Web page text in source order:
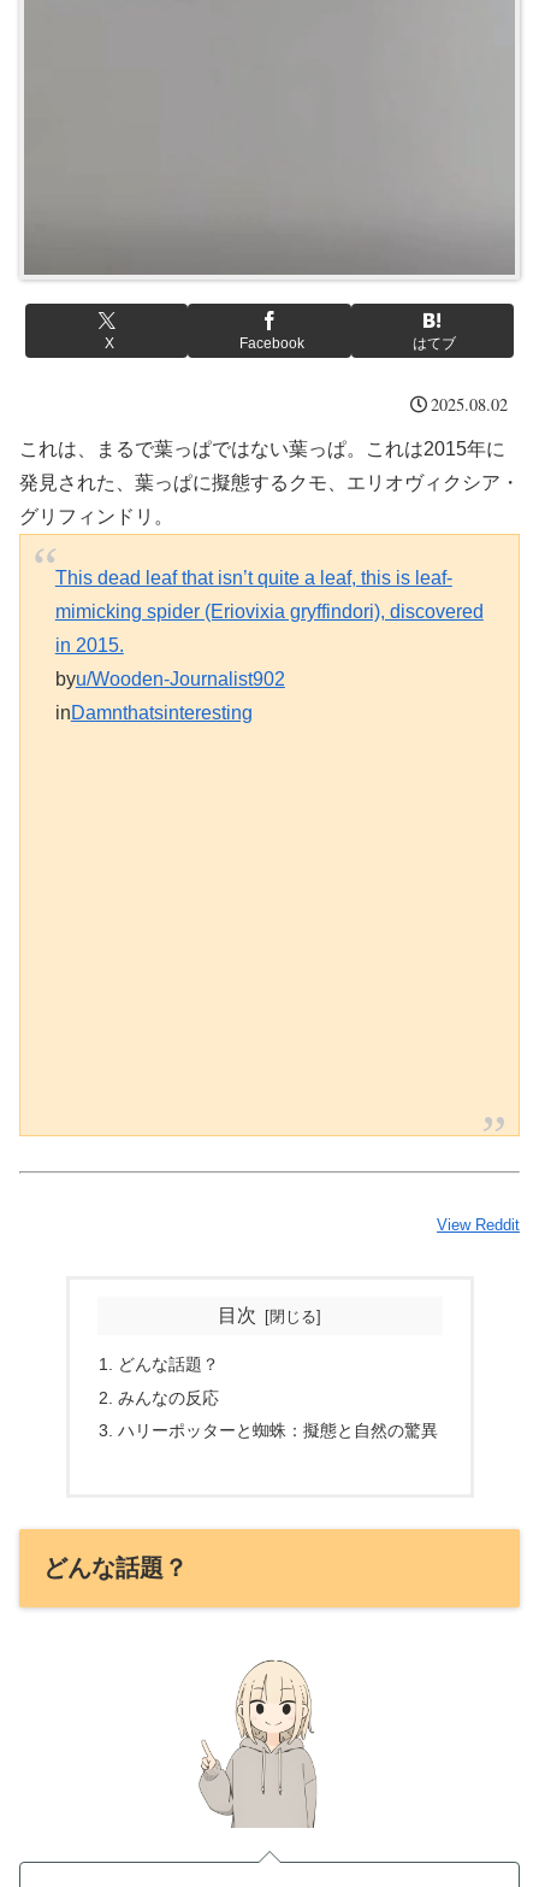
X Facebook はてブ
2025.08.02
これは、まるで葉っぱではない葉っぱ。これは2015年に
発見された、葉っぱに擬態するクモ、エリオヴィクシア・
グリフィンドリ。
This dead leaf that isn’t quite a leaf, this is leaf-
mimicking spider (Eriovixia gryffindori), discovered
in 2015.
byu/Wooden-Journalist902
inDamnthatsinteresting
View Reddit
目次
どんな話題？
みんなの反応
ハリーポッターと蜘蛛：擬態と自然の驚異
どんな話題？